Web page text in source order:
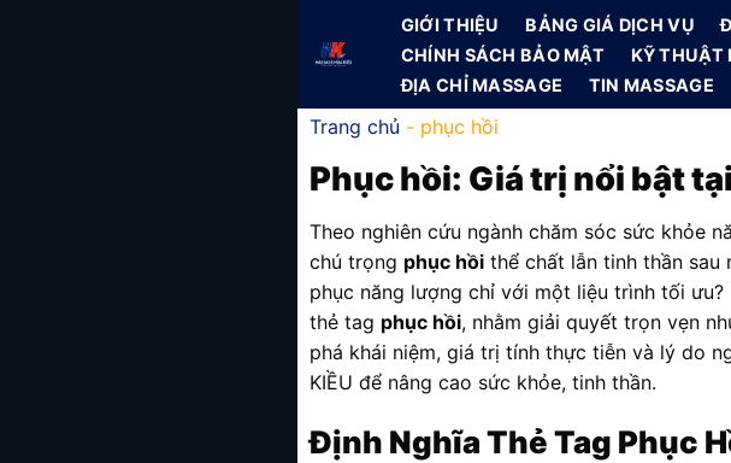
content
GIỚI THIỆU BẢNG GIÁ DỊCH VỤ
CHÍNH SÁCH BẢO MẬT
KỸ THUẬT
ĐỊA CHỈ MASSAGE
TIN MASSAGE
Trang chủ - phục hồi
Phục hồi: Giá trị nổi bật
Theo nghiên cứu ngành chăm sóc sức khỏe
chú trọng phục hồi thể chất lẫn tinh thần sau
phục năng lượng chỉ với một liệu trình tối ưu?
thẻ tag phục hồi, nhằm giải quyết trọn vẹn
phá khái niệm, giá trị tính thực tiễn và lý do
KIỀU để nâng cao sức khỏe, tinh thần.
Định Nghĩa Thẻ Tag Phục